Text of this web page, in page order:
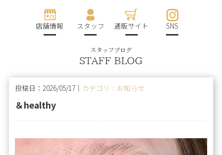
店舗情報 スタッフ 通販サイト SNS
スタッフブログ
STAFF BLOG
投稿日：2026/05/17｜ カテゴリ：お知らせ
＆healthy